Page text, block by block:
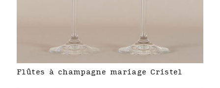
Flûtes à champagne mariage Cristel